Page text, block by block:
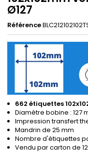
Ø127
Référence
662 étiquettes
Diamètre bobine : 127
Impression transfert
Mandrin de 25 mm
Nombre d'étiquettes
Vendu par carton de 12